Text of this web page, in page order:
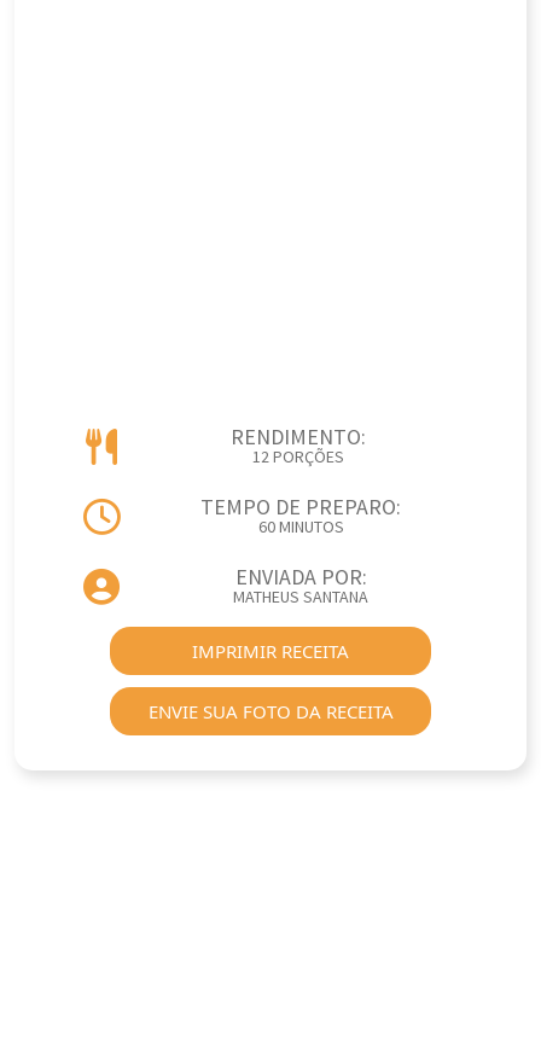
RENDIMENTO:
12 PORÇÕES
TEMPO DE PREPARO:
60 MINUTOS
ENVIADA POR:
MATHEUS SANTANA
IMPRIMIR RECEITA
ENVIE SUA FOTO DA RECEITA